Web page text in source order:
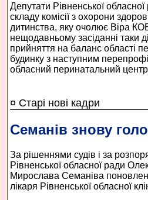
Депутати Рівненської
складу комісії з охорони
дитинства, яку очолює Віра
нещодавньому засіданні таки
прийняття на баланс області
будинку з наступним
обласний перинатальний
¤ Старі нові кадри
Семанів знову
За рішеннями судів і за
Рівненської обласної ради
Мирослава Семаніва
лікаря Рівненської обласної